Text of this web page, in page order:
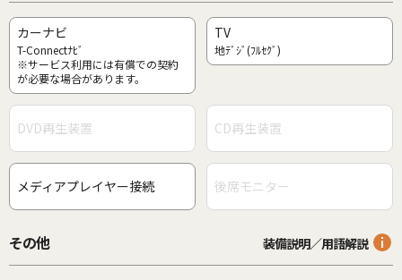
カーナビ
T-Connectﾅﾋﾞ
※サービス利用には有償での契約
が必要な場合があります。
TV
地ﾃﾞｼﾞ(ﾌﾙｾｸﾞ)
DVD再生装置 CD再生装置
メディアプレイヤー接続 後席モニター
その他 装備説明／用語解説